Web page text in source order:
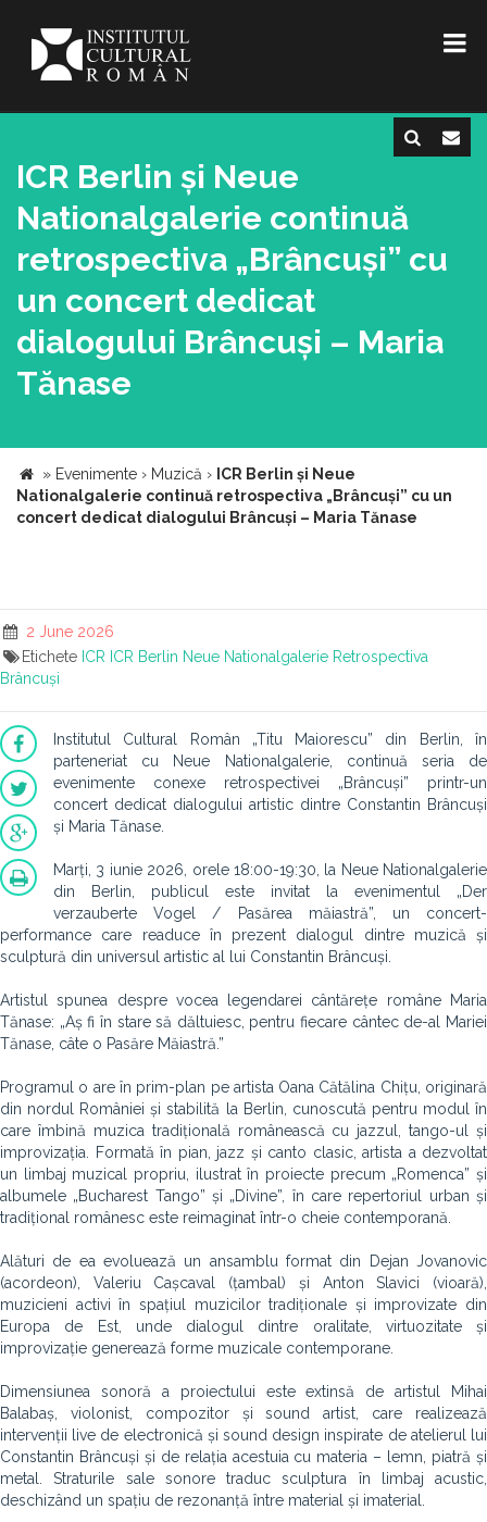
ICR Berlin și Neue
Nationalgalerie continuă
retrospectiva „Brâncuși” cu
un concert dedicat
dialogului Brâncuși – Maria
Tănase
» Evenimente › Muzică › ICR Berlin și Neue
Nationalgalerie continuă retrospectiva „Brâncuși” cu un
concert dedicat dialogului Brâncuși – Maria Tănase
2 June 2026
Etichete ICR ICR Berlin Neue Nationalgalerie Retrospectiva
Brâncuși
Institutul Cultural Român „Titu Maiorescu” din Berlin, în
parteneriat cu Neue Nationalgalerie, continuă seria de
evenimente conexe retrospectivei „Brâncuși” printr-un
concert dedicat dialogului artistic dintre Constantin Brâncuși
și Maria Tănase.
Marți, 3 iunie 2026, orele 18:00-19:30, la Neue Nationalgalerie
din Berlin, publicul este invitat la evenimentul „Der
verzauberte Vogel / Pasărea măiastră”, un concert-
performance care readuce în prezent dialogul dintre muzică și
sculptură din universul artistic al lui Constantin Brâncuși.
Artistul spunea despre vocea legendarei cântărețe române Maria
Tănase: „Aș fi în stare să dăltuiesc, pentru fiecare cântec de-al Mariei
Tănase, câte o Pasăre Măiastră.”
Programul o are în prim-plan pe artista Oana Cătălina Chițu, originară
din nordul României și stabilită la Berlin, cunoscută pentru modul în
care îmbină muzica tradițională românească cu jazzul, tango-ul și
improvizația. Formată în pian, jazz și canto clasic, artista a dezvoltat
un limbaj muzical propriu, ilustrat în proiecte precum „Romenca” și
albumele „Bucharest Tango” și „Divine”, în care repertoriul urban și
tradițional românesc este reimaginat într-o cheie contemporană.
Alături de ea evoluează un ansamblu format din Dejan Jovanovic
(acordeon), Valeriu Cașcaval (țambal) și Anton Slavici (vioară),
muzicieni activi în spațiul muzicilor tradiționale și improvizate din
Europa de Est, unde dialogul dintre oralitate, virtuozitate și
improvizație generează forme muzicale contemporane.
Dimensiunea sonoră a proiectului este extinsă de artistul Mihai
Balabaș, violonist, compozitor și sound artist, care realizează
intervenții live de electronică și sound design inspirate de atelierul lui
Constantin Brâncuși și de relația acestuia cu materia – lemn, piatră și
metal. Straturile sale sonore traduc sculptura în limbaj acustic,
deschizând un spațiu de rezonanță între material și imaterial.